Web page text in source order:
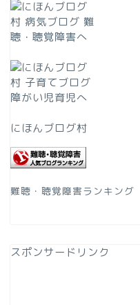
にほんブログ村
難聴・聴覚障害ランキング
スポンサードリンク